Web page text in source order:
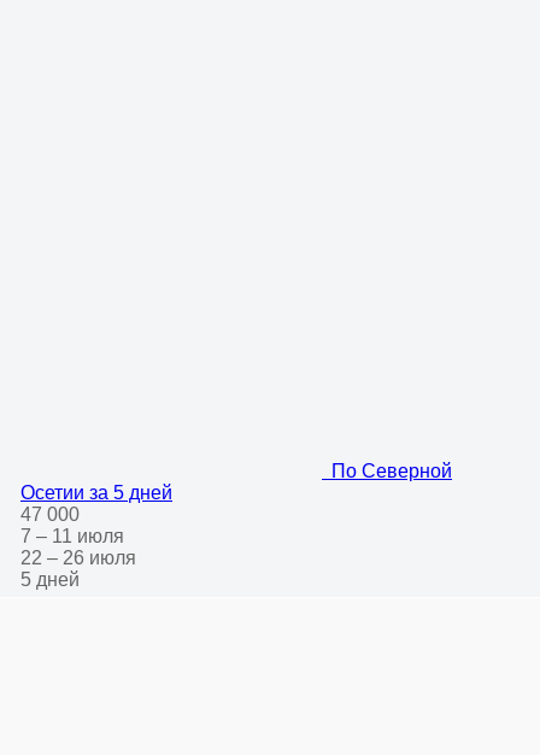
По Северной
Осетии за 5 дней
47 000
7 – 11 июля
22 – 26 июля
5 дней